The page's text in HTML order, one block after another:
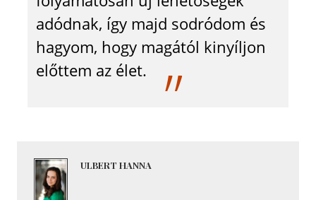
adódnak, így majd sodródom és
hagyom, hogy magától kinyíljon
előttem az élet.
ULBERT HANNA